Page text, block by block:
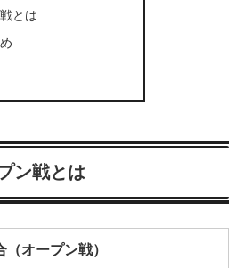
とは
ン戦とは
オープン戦）